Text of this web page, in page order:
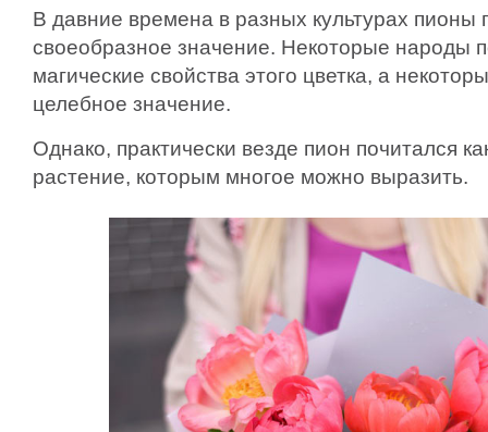
В давние времена в разных культурах пионы
своеобразное значение. Некоторые народы
магические свойства этого цветка, а
целебное значение.
Однако, практически везде пион почитался
растение, которым многое можно выразить.